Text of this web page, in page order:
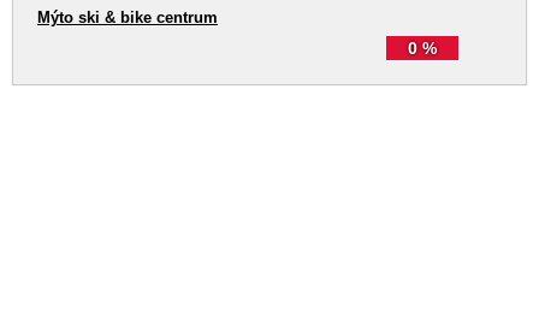
0 %
Mýto ski & bike centrum